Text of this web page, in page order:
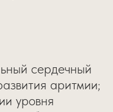
сердечный
аритмии;
уровня